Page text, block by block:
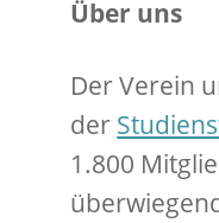
Über uns
Der Verein
der
1.800